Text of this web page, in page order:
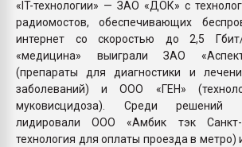
«IT-технологии» — ЗАО «ДОК» с
радиомостов, обеспечивающих
интернет со скоростью до 2,5
«медицина» выиграли ЗАО
(препараты для диагностики и
заболеваний) и ООО «ГЕН»
муковисцидоза). Среди решений
лидировали ООО «Амбик тэк Санкт-
технология для оплаты проезда в